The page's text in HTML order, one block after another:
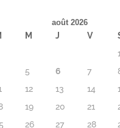
août 2026
M J V
1
5 6 7
12 13 14
19 20 21
26 27 28